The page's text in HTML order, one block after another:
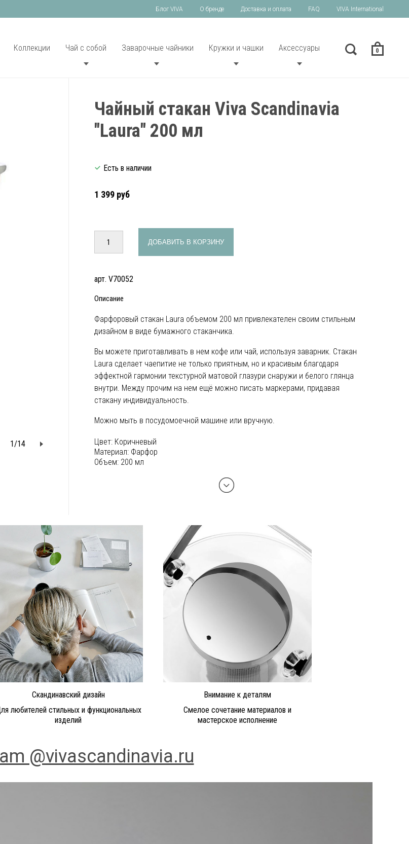
Блог VIVA О бренде Доставка и оплата FAQ VIVA International
Коллекции Чай с собой Заварочные чайники Кружки и чашки Аксессуары 0
1/14
Чайный стакан Viva Scandinavia
"Laura" 200 мл
Есть в наличии
1 399 руб
ДОБАВИТЬ В КОРЗИНУ
арт. V70052
Описание
Фарфоровый стакан Laura объемом 200 мл привлекателен своим стильным
дизайном в виде бумажного стаканчика.
Вы можете приготавливать в нем кофе или чай, используя заварник. Стакан
Laura сделает чаепитие не только приятным, но и красивым благодаря
эффектной гармонии текстурной матовой глазури снаружи и белого глянца
внутри. Между прочим на нем ещё можно писать маркерами, придавая
стакану индивидуальность.
Можно мыть в посудомоечной машине или вручную.
Цвет: Коричневый
Материал: Фарфор
Объем: 200 мл
Скандинавский дизайн
любителей стильных и функциональных
изделий
Внимание к деталям
Смелое сочетание материалов и
мастерское исполнение
@vivascandinavia.ru